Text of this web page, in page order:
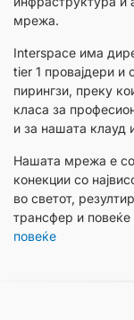
мрежа.
Interspace има
tier 1 провајдери и
пирингзи, преку
класа за
и за нашата клауд
Нашата мрежа е со
конекции со
во светот,
трансфер и повеќе
повеќе